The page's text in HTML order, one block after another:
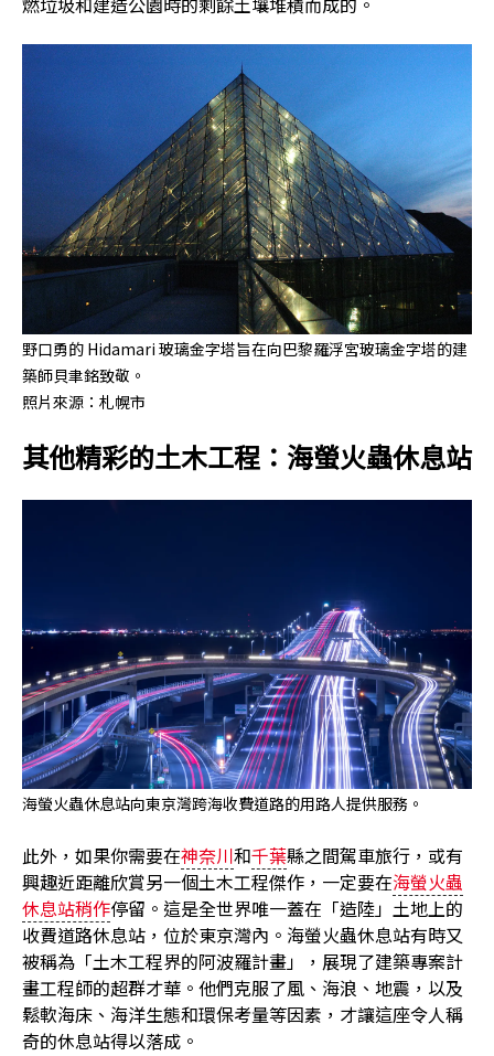
野口勇的 Hidamari 玻璃金字塔旨在向巴黎羅浮宮玻璃金字塔的建
築師貝聿銘致敬。
照片來源：札幌市
其他精彩的土木工程：海螢火蟲休息站
海螢火蟲休息站向東京灣跨海收費道路的用路人提供服務。
此外，如果你需要在神奈川和千葉縣之間駕車旅行，或有
興趣近距離欣賞另一個土木工程傑作，一定要在海螢火蟲
休息站稍作停留。這是全世界唯一蓋在「造陸」土地上的
收費道路休息站，位於東京灣內。海螢火蟲休息站有時又
被稱為「土木工程界的阿波羅計畫」，展現了建築專案計
畫工程師的超群才華。他們克服了風、海浪、地震，以及
鬆軟海床、海洋生態和環保考量等因素，才讓這座令人稱
奇的休息站得以落成。